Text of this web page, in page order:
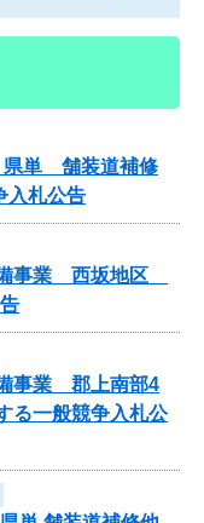
県単 舗装道補修
入札公告
備事業 西坂地区
事業 郡上南部4
る一般競争入札公